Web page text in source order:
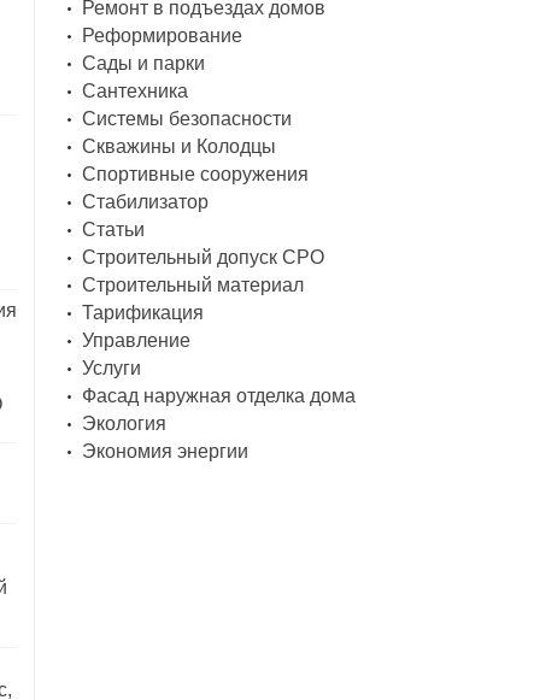
Ремонт в подъездах домов
Реформирование
Сады и парки
Сантехника
Системы безопасности
Скважины и Колодцы
Спортивные сооружения
Стабилизатор
Статьи
Строительный допуск СРО
Строительный материал
Тарификация
Управление
Услуги
Фасад наружная отделка дома
Экология
Экономия энергии